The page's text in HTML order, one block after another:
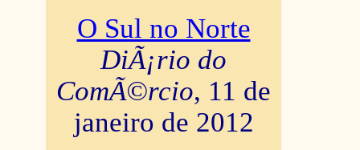
O Sul no Norte
DiÃ¡rio do
ComÃ©rcio, 11 de
janeiro de 2012